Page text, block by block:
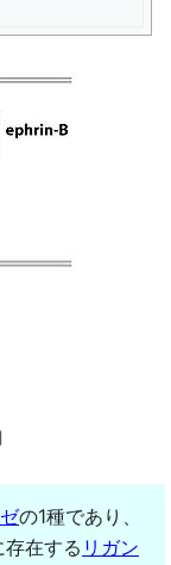
の1種であり、
存在する リガン